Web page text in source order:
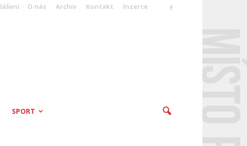
O nás Archiv Kontakt Inzerce
SPORT